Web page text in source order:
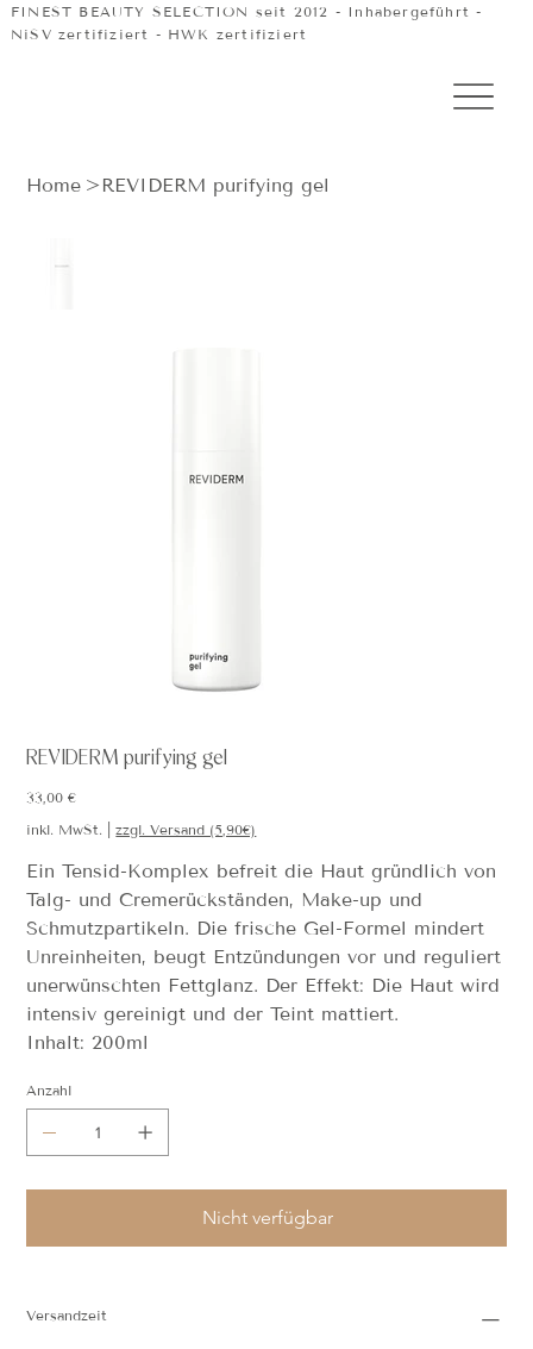
FINEST BEAUTY SELECTION seit 2012 - Inhabergeführt -
NiSV zertifiziert - HWK zertifiziert
Home > REVIDERM purifying gel
REVIDERM purifying gel
Preis
33,00 €
inkl. MwSt.
zzgl. Versand (5,90€)
Ein Tensid-Komplex befreit die Haut gründlich von
Talg- und Cremerückständen, Make-up und
Schmutzpartikeln. Die frische Gel-Formel mindert
Unreinheiten, beugt Entzündungen vor und reguliert
unerwünschten Fettglanz. Der Effekt: Die Haut wird
intensiv gereinigt und der Teint mattiert.
Inhalt: 200ml
Anzahl
Nicht verfügbar
Versandzeit